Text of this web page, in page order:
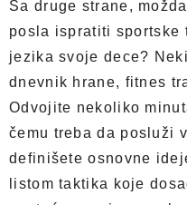
Sa druge strane,
posla ispratiti sportske
jezika svoje dece?
dnevnik hrane, fitnes
Odvojite nekoliko
čemu treba da posluži
definišete osnovne
listom taktika koje